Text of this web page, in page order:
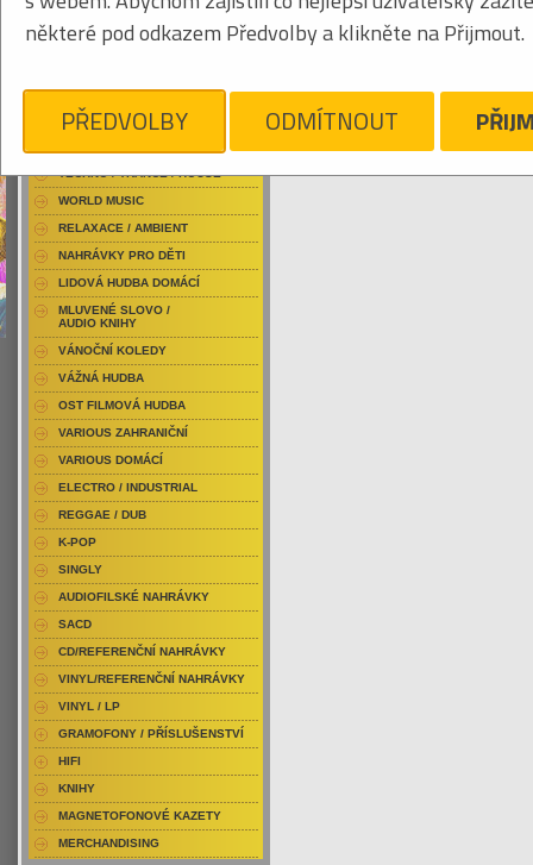
AKELA
Je nám líto, ale pro daný žánr/kategorii
RAP / HIP HOP DOMÁCÍ
RAP / HIP HOP ZAHRANIČNÍ
DVD / HUDBA
PUNK / HARDCORE
TECHNO / TRANCE / HOUSE
WORLD MUSIC
RELAXACE / AMBIENT
NAHRÁVKY PRO DĚTI
LIDOVÁ HUDBA DOMÁCÍ
MLUVENÉ SLOVO /
AUDIO KNIHY
VÁNOČNÍ KOLEDY
VÁŽNÁ HUDBA
OST FILMOVÁ HUDBA
VARIOUS ZAHRANIČNÍ
VARIOUS DOMÁCÍ
ELECTRO / INDUSTRIAL
REGGAE / DUB
K-POP
SINGLY
AUDIOFILSKÉ NAHRÁVKY
SACD
CD/REFERENČNÍ NAHRÁVKY
VINYL/REFERENČNÍ NAHRÁVKY
VINYL / LP
GRAMOFONY / PŘÍSLUŠENSTVÍ
HIFI
KNIHY
MAGNETOFONOVÉ KAZETY
MERCHANDISING
některé pod odkazem Předvolby a klikněte na Přijmout.
PŘEDVOLBY ODMÍTNOUT